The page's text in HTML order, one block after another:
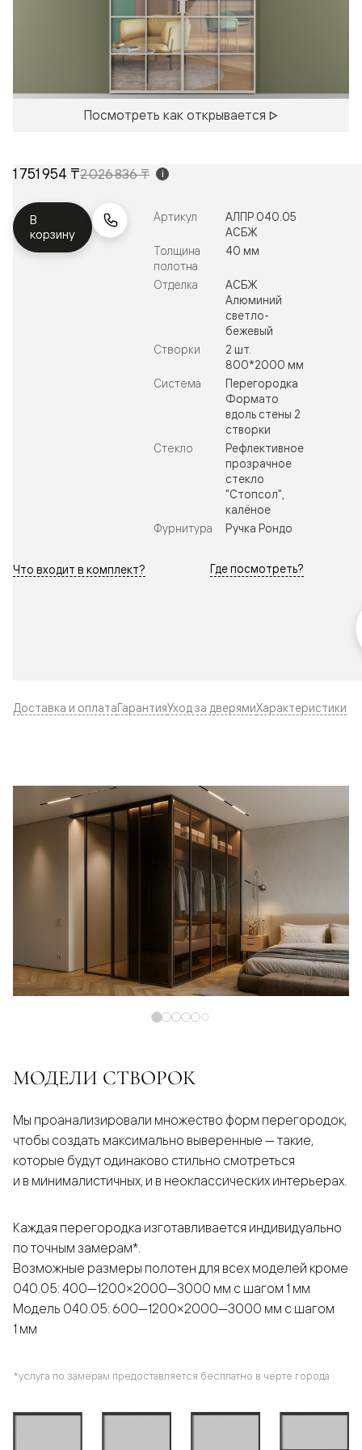
Посмотреть как открывается
1 751 954 ₸2 026 836 ₸ i
В
корзину
Артикул
АЛПР 040.05
АСБЖ
Толщина
полотна
40 мм
Отделка
АСБЖ
Алюминий
светло-
бежевый
Створки
2 шт.
800*2000 мм
Система
Перегородка
Формато
вдоль стены 2
створки
Стекло
Рефлективное
прозрачное
стекло
"Стопсол",
калёное
Фурнитура
Ручка Рондо
Что входит в комплект? Где посмотреть?
Доставка и оплатаГарантияУход за дверямиХарактеристики
МОДЕЛИ СТВОРОК
Мы проанализировали множество форм перегородок,
чтобы создать максимально выверенные — такие,
которые будут одинаково стильно смотреться
и в минималистичных, и в неоклассических интерьерах.
Каждая перегородка изготавливается индивидуально
по точным замерам*.
Возможные размеры полотен для всех моделей кроме
040.05: 400—1200×2000—3000 мм с шагом 1 мм
Модель 040.05: 600—1200×2000—3000 мм с шагом
1 мм
*услуга по замерам предоставляется бесплатно в черте города